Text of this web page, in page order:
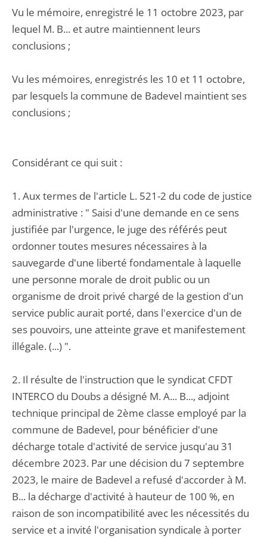
Vu le mémoire, enregistré le 11 octobre 2023, par
lequel M. B... et autre maintiennent leurs
conclusions ;
Vu les mémoires, enregistrés les 10 et 11 octobre,
par lesquels la commune de Badevel maintient ses
conclusions ;
Considérant ce qui suit :
1. Aux termes de l'article L. 521-2 du code de justice
administrative : " Saisi d'une demande en ce sens
justifiée par l'urgence, le juge des référés peut
ordonner toutes mesures nécessaires à la
sauvegarde d'une liberté fondamentale à laquelle
une personne morale de droit public ou un
organisme de droit privé chargé de la gestion d'un
service public aurait porté, dans l'exercice d'un de
ses pouvoirs, une atteinte grave et manifestement
illégale. (...) ".
2. Il résulte de l'instruction que le syndicat CFDT
INTERCO du Doubs a désigné M. A... B..., adjoint
technique principal de 2ème classe employé par la
commune de Badevel, pour bénéficier d'une
décharge totale d'activité de service jusqu'au 31
décembre 2023. Par une décision du 7 septembre
2023, le maire de Badevel a refusé d'accorder à M.
B... la décharge d'activité à hauteur de 100 %, en
raison de son incompatibilité avec les nécessités du
service et a invité l'organisation syndicale à porter